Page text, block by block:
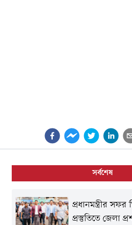
সর্বশেষ
প্রধানমন্ত্রীর সফর
প্রস্তুতিতে জেলা